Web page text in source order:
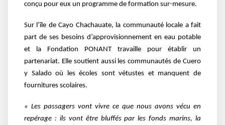
conçu pour eux un programme de formation sur-mesure.
Sur l’île de Cayo Chachauate, la communauté locale a fait
part de ses besoins d’approvisionnement en eau potable
et la Fondation PONANT travaille pour établir un
partenariat. Elle soutient aussi les communautés de Cuero
y Salado où les écoles sont vétustes et manquent de
fournitures scolaires.
« Les passagers vont vivre ce que nous avons vécu en
repérage : ils vont être bluffés par les fonds marins, la